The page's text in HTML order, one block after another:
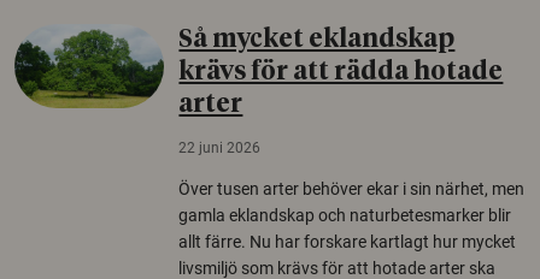
Så mycket eklandskap
krävs för att rädda hotade
arter
22 juni 2026
Över tusen arter behöver ekar i sin närhet, men
gamla eklandskap och naturbetesmarker blir
allt färre. Nu har forskare kartlagt hur mycket
livsmiljö som krävs för att hotade arter ska